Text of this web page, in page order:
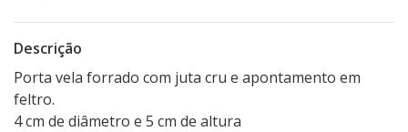
Descrição
Porta vela forrado com juta cru e apontamento em
feltro.
4 cm de diâmetro e 5 cm de altura